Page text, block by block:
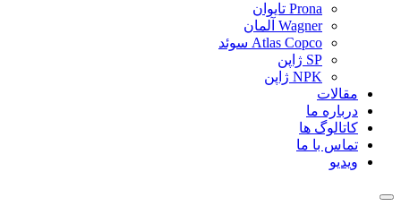
Prona تایوان
Wagner آلمان
Atlas Copco سوئد
SP ژاپن
NPK ژاپن
مقالات
درباره ما
کاتالوگ ها
تماس با ما
ویدیو